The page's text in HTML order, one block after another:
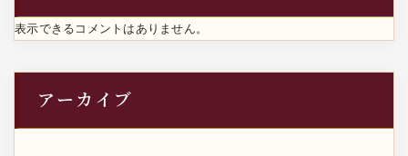
表示できるコメントはありません。
アーカイブ